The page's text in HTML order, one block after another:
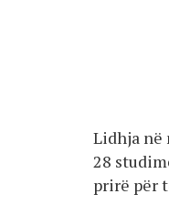
Lidhja në
28
prirë për